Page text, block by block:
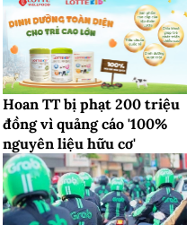
Hoan TT bị phạt 200 triệu
đồng vì quảng cáo '100%
nguyên liệu hữu cơ'